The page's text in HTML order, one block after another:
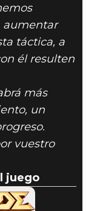
aumentar
táctica, a
él resulten
más
un
vuestro
juego